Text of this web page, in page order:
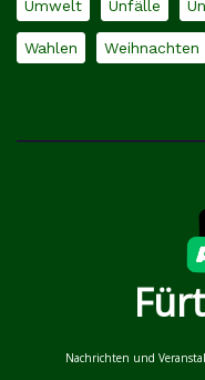
Umwelt Unfälle
Wahlen Weihnachten
Nachrichten und